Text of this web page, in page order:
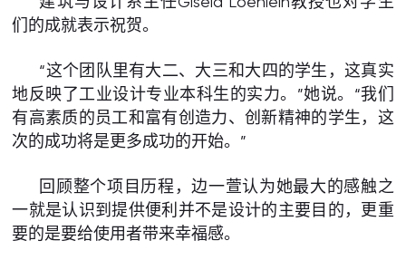
们的成就表示祝贺。
“这个团队里有大二、大三和大四的学生，这真实
地反映了工业设计专业本科生的实力。”她说。“我们
有高素质的员工和富有创造力、创新精神的学生，这
次的成功将是更多成功的开始。”
回顾整个项目历程，边一萱认为她最大的感触之
一就是认识到提供便利并不是设计的主要目的，更重
要的是要给使用者带来幸福感。